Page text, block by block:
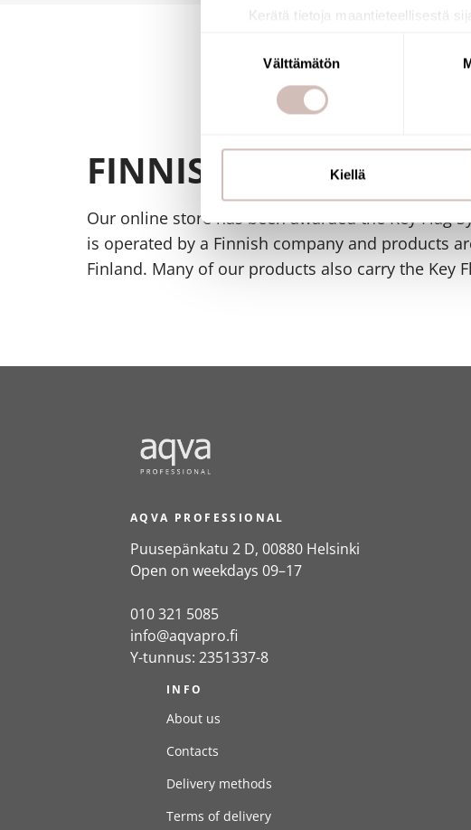
Kerätä tietoja maantieteellisestä
Lue lisää siitä, miten henkilötietojasi
suostumustasi tai peruuttaa sen
ja kävijämäärämme analysoimiseen.
kumppaneillemme tietoja siitä, miten
Välttämätön
Kiellä
FINNISH ONLINE SHOP
Our online store has been awarded the Key Flag
is operated by a Finnish company and products
Finland. Many of our products also carry the Key
AQVA PROFESSIONAL
Puusepänkatu 2 D, 00880 Helsinki
Open on weekdays 09–17
010 321 5085
info@aqvapro.fi
Y-tunnus: 2351337-8
INFO
About us
Contacts
Delivery methods
Terms of delivery